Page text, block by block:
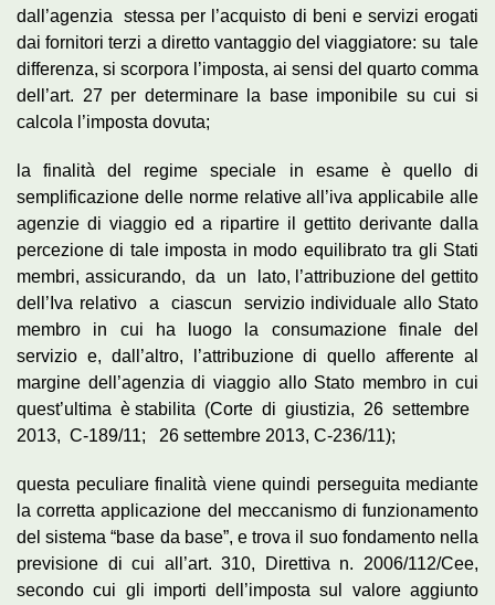
dall’agenzia stessa per l’acquisto di beni e servizi erogati
dai fornitori terzi a diretto vantaggio del viaggiatore: su tale
differenza, si scorpora l’imposta, ai sensi del quarto comma
dell’art. 27 per determinare la base imponibile su cui si
calcola l’imposta dovuta;
la finalità del regime speciale in esame è quello di
semplificazione delle norme relative all’iva applicabile alle
agenzie di viaggio ed a ripartire il gettito derivante dalla
percezione di tale imposta in modo equilibrato tra gli Stati
membri, assicurando, da un lato, l’attribuzione del gettito
dell’Iva relativo a ciascun servizio individuale allo Stato
membro in cui ha luogo la consumazione finale del
servizio e, dall’altro, l’attribuzione di quello afferente al
margine dell’agenzia di viaggio allo Stato membro in cui
quest’ultima è stabilita (Corte di giustizia, 26 settembre
2013, C-189/11; 26 settembre 2013, C-236/11);
questa peculiare finalità viene quindi perseguita mediante
la corretta applicazione del meccanismo di funzionamento
del sistema “base da base”, e trova il suo fondamento nella
previsione di cui all’art. 310, Direttiva n. 2006/112/Cee,
secondo cui gli importi dell’imposta sul valore aggiunto